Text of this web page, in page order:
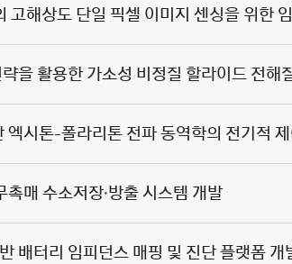
을 활용한 가소성 비정질 할라이드 전해
엑시톤-폴라리톤 전파 동역학의 전기적
매 수소저장·방출 시스템 개발
배터리 임피던스 매핑 및 진단 플랫폼 개